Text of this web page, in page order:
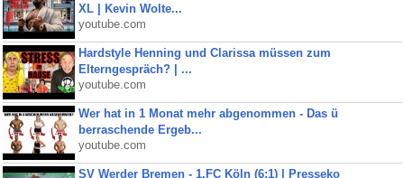
XL | Kevin Wolte...
youtube.com
Hardstyle Henning und Clarissa müssen zum
Elterngespräch? | ...
youtube.com
Wer hat in 1 Monat mehr abgenommen - Das ü
berraschende Ergeb...
youtube.com
SV Werder Bremen - 1.FC Köln (6:1) | Presseko